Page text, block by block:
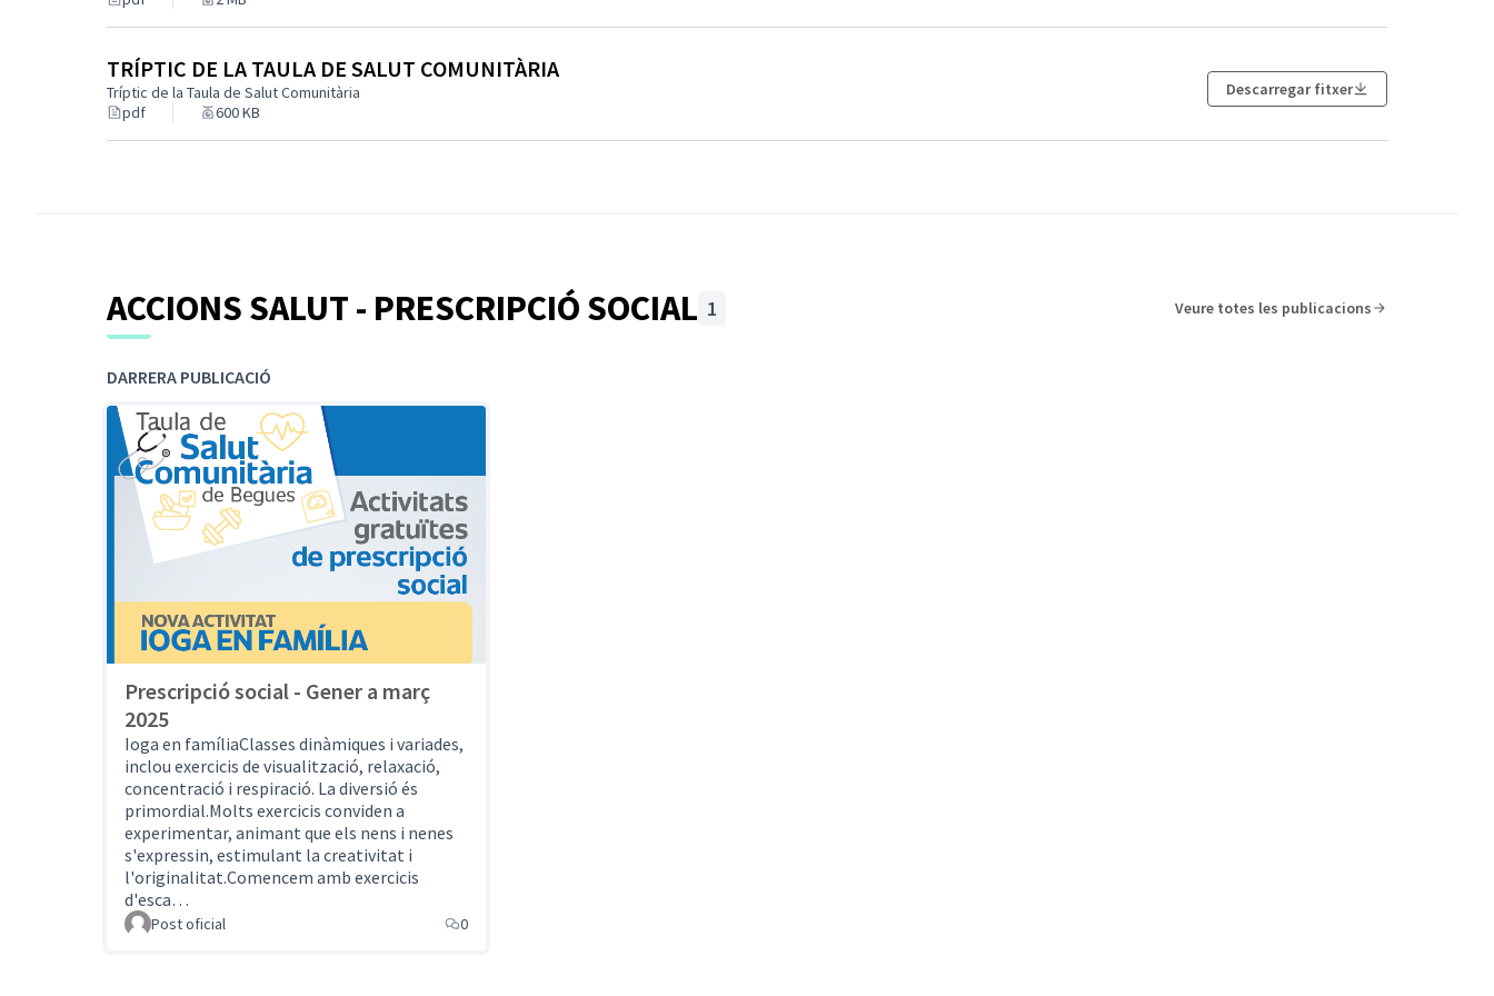
TRÍPTIC DE LA TAULA DE SALUT COMUNITÀRIA
Tríptic de la Taula de Salut Comunitària
pdf
600 KB
Descarregar fitxer
ACCIONS SALUT - PRESCRIPCIÓ SOCIAL 1 Veure totes les publicacions
DARRERA PUBLICACIÓ
Prescripció social - Gener a març
2025
Ioga en famíliaClasses dinàmiques i variades,
inclou exercicis de visualització, relaxació,
concentració i respiració. La diversió és
primordial.Molts exercicis conviden a
experimentar, animant que els nens i nenes
s'expressin, estimulant la creativitat i
l'originalitat.Comencem amb exercicis
d'esca…
Post oficial 0